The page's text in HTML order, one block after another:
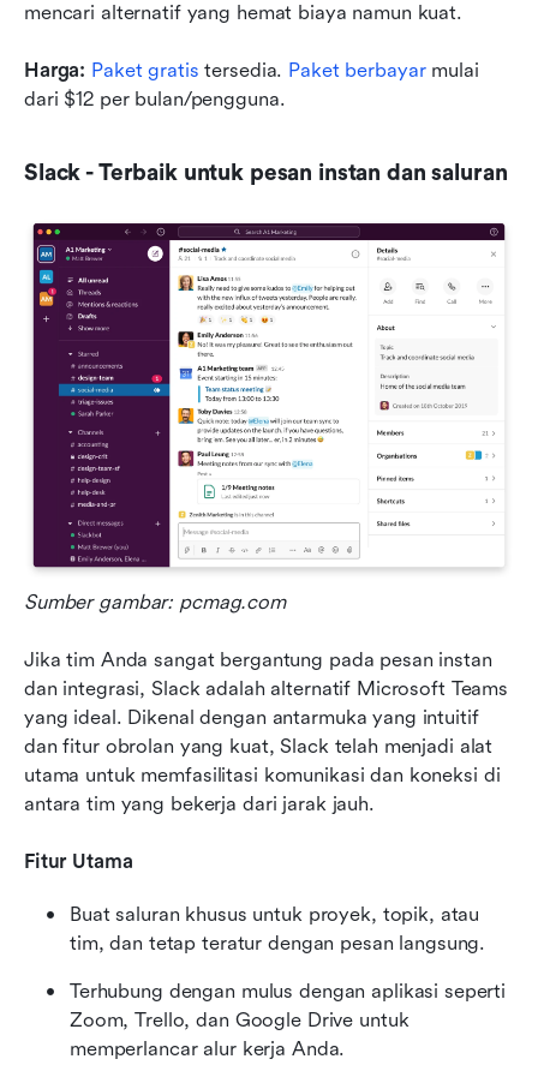
mencari alternatif yang hemat biaya namun kuat.
Harga: Paket gratis tersedia. Paket berbayar mulai
dari $12 per bulan/pengguna.
Slack - Terbaik untuk pesan instan dan saluran
Sumber gambar: pcmag.com
Jika tim Anda sangat bergantung pada pesan instan
dan integrasi, Slack adalah alternatif Microsoft Teams
yang ideal. Dikenal dengan antarmuka yang intuitif
dan fitur obrolan yang kuat, Slack telah menjadi alat
utama untuk memfasilitasi komunikasi dan koneksi di
antara tim yang bekerja dari jarak jauh.
Fitur Utama
Buat saluran khusus untuk proyek, topik, atau
tim, dan tetap teratur dengan pesan langsung.
Terhubung dengan mulus dengan aplikasi seperti
Zoom, Trello, dan Google Drive untuk
memperlancar alur kerja Anda.